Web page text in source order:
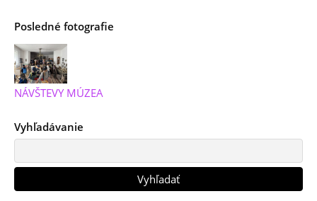
Posledné fotografie
NÁVŠTEVY MÚZEA
Vyhľadávanie